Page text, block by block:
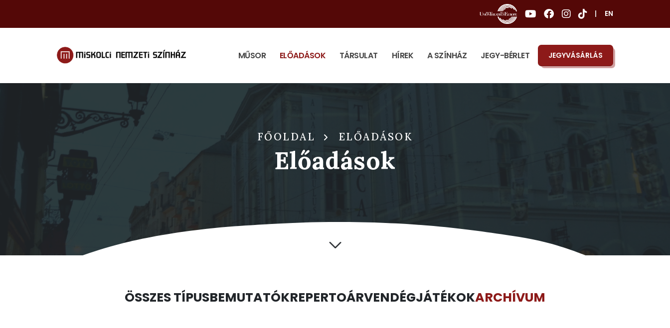
EN
MŰSOR ELŐADÁSOK TÁRSULAT HÍREK A SZÍNHÁZ JEGY-BÉRLET JEGYVÁSÁRLÁS
FŐOLDAL ELŐADÁSOK
Előadások
ÖSSZES TÍPUSBEMUTATÓKREPERTOÁRVENDÉGJÁTÉKOKARCHÍVUM